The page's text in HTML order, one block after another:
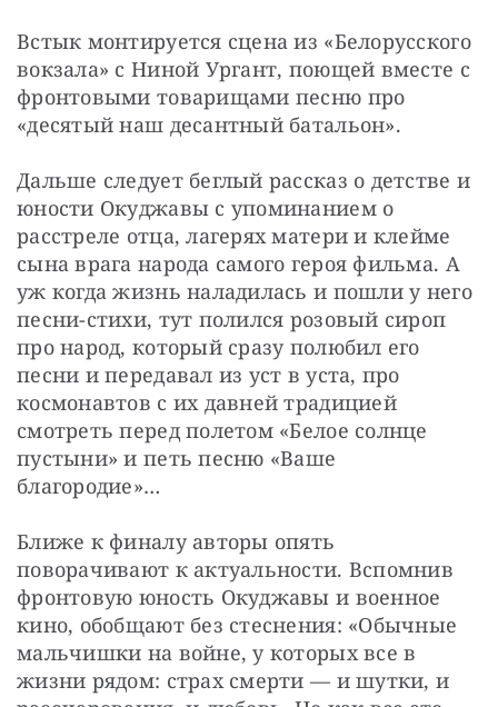
Встык монтируется сцена из «Белорусского
вокзала» с Ниной Ургант, поющей вместе с
фронтовыми товарищами песню про
«десятый наш десантный батальон».
Дальше следует беглый рассказ о детстве и
юности Окуджавы с упоминанием о
расстреле отца, лагерях матери и клейме
сына врага народа самого героя фильма. А
уж когда жизнь наладилась и пошли у него
песни-стихи, тут полился розовый сироп
про народ, который сразу полюбил его
песни и передавал из уст в уста, про
космонавтов с их давней традицией
смотреть перед полетом «Белое солнце
пустыни» и петь песню «Ваше
благородие»…
Ближе к финалу авторы опять
поворачивают к актуальности. Вспомнив
фронтовую юность Окуджавы и военное
кино, обобщают без стеснения: «Обычные
мальчишки на войне, у которых все в
жизни рядом: страх смерти — и шутки, и